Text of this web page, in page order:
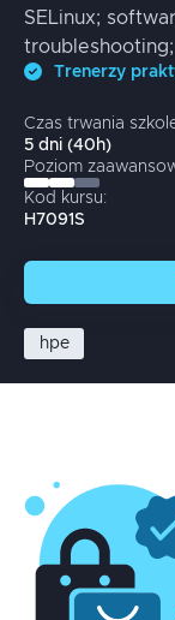
SELinux;
Trenerzy
Czas trwania
5 dni (40 h)
Poziom
Kod kursu:
H7091S
hpe